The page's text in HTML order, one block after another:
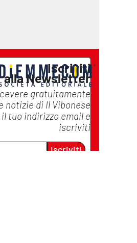
Iscriviti
alla Newsletter
gratuitamente
notizie di Il Vibonese
tuo indirizzo email e
iscriviti
Iscriviti